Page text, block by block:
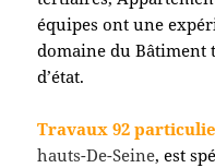
équipes ont une
domaine du Bâtiment
d’état.
Travaux 92
hauts-De-Seine, est